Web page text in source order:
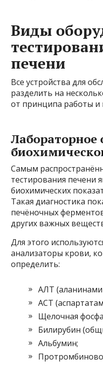
Виды
печени
Все устройства для
разделить на
от принципа работы и
Лабораторное
Самым
тестирования печени
биохимических
Такая диагностика
печёночных
других важных
Для этого
анализаторы крови,
определить:
АЛТ
АСТ
Щелочная
Билирубин
Альбумин;